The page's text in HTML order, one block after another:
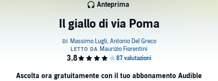
Il giallo di via Poma
Anteprima
Ascolta ora gratuitamente con il tuo abbonamento Audible